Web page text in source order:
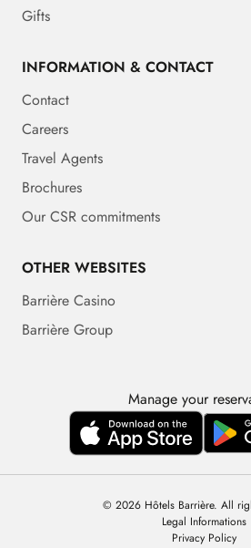
Gifts
INFORMATION & CONTACT
Contact
Careers
Travel Agents
Brochures
Our CSR commitments
OTHER WEBSITES
Barrière Casino
Barrière Group
Manage your
© 2026 Hôtels Barrière. All
Legal Informations
Privacy Policy